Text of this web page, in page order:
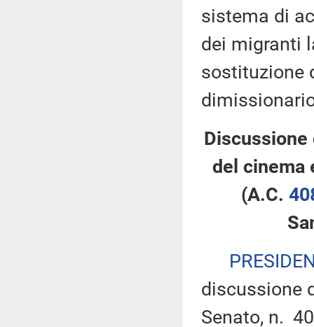
sistema di
dei migranti
sostituzione
del cinema
(A.C.
discussione
Senato, n.